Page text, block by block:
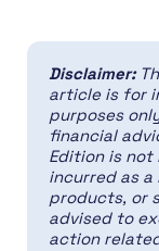
Disclaimer:
article is for
purposes
financial
Edition is not
incurred as
products, or
advised to
action